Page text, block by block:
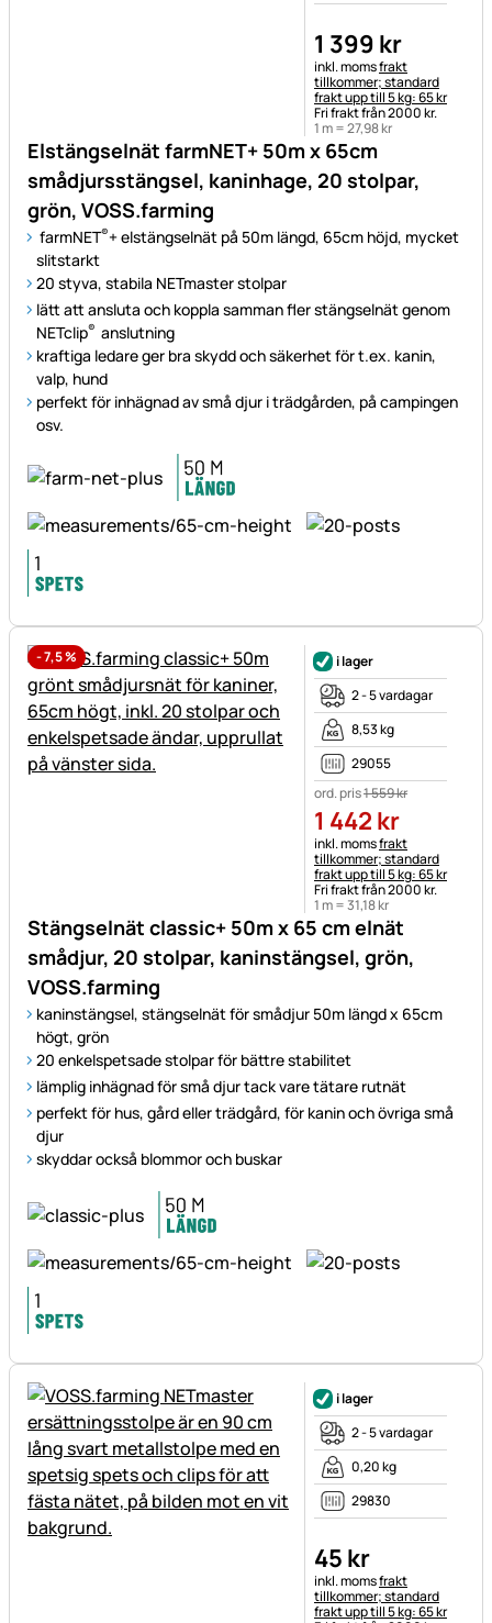
Elstängselnät farmNET+ 50m x 65cm
smådjursstängsel, kaninhage, 20 stolpar,
grön, VOSS.farming
farmNET®+ elstängselnät på 50m längd, 65cm höjd, mycket
slitstarkt
20 styva, stabila NETmaster stolpar
lätt att ansluta och koppla samman fler stängselnät genom
NETclip® anslutning
kraftiga ledare ger bra skydd och säkerhet för t.ex. kanin,
valp, hund
perfekt för inhägnad av små djur i trädgården, på campingen
osv.
1 399 kr
Skatteinformation:
inkl. momsfrakt
tillkommer; standard
frakt upp till 5 kg: 65 kr
Fri frakt från 2000 kr.
1 m =27,98kr
-7,5%
Stängselnät classic+ 50m x 65 cm elnät
smådjur, 20 stolpar, kaninstängsel, grön,
VOSS.farming
kaninstängsel, stängselnät för smådjur 50m längd x 65cm
högt, grön
20 enkelspetsade stolpar för bättre stabilitet
lämplig inhägnad för små djur tack vare tätare rutnät
perfekt för hus, gård eller trädgård, för kanin och övriga små
djur
skyddar också blommor och buskar
i lager
2 - 5 vardagar
8,53 kg
29055
ord. pris1 559kr
1 442 kr
Skatteinformation:
inkl. momsfrakt
tillkommer; standard
frakt upp till 5 kg: 65 kr
Fri frakt från 2000 kr.
1 m =31,18kr
i lager
2 - 5 vardagar
0,20 kg
29830
45 kr
Skatteinformation:
inkl. momsfrakt
tillkommer; standard
frakt upp till 5 kg: 65 kr